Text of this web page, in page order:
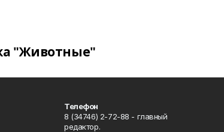
"Животные"
Телефон
8 (34746) 2-72-88 - главный
редактор.